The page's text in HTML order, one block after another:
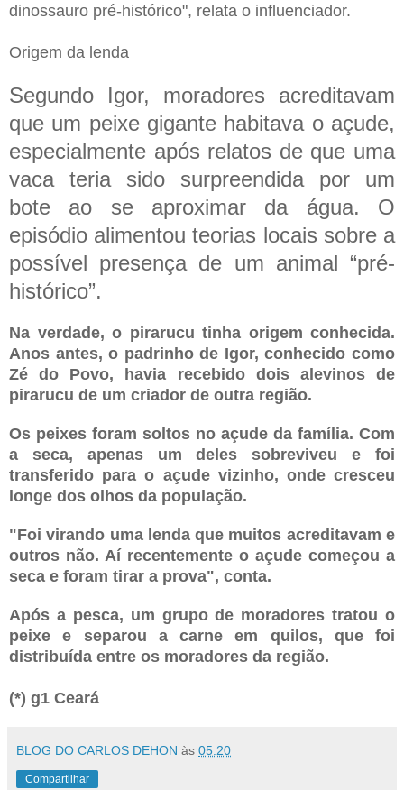
dinossauro pré-histórico", relata o influenciador.
Origem da lenda
Segundo Igor, moradores acreditavam
que um peixe gigante habitava o açude,
especialmente após relatos de que uma
vaca teria sido surpreendida por um
bote ao se aproximar da água. O
episódio alimentou teorias locais sobre a
possível presença de um animal “pré-
histórico”.
Na verdade, o pirarucu tinha origem conhecida.
Anos antes, o padrinho de Igor, conhecido como
Zé do Povo, havia recebido dois alevinos de
pirarucu de um criador de outra região.
Os peixes foram soltos no açude da família. Com
a seca, apenas um deles sobreviveu e foi
transferido para o açude vizinho, onde cresceu
longe dos olhos da população.
"Foi virando uma lenda que muitos acreditavam e
outros não. Aí recentemente o açude começou a
seca e foram tirar a prova", conta.
Após a pesca, um grupo de moradores tratou o
peixe e separou a carne em quilos, que foi
distribuída entre os moradores da região.
(*) g1 Ceará
BLOG DO CARLOS DEHON às 05:20
Compartilhar